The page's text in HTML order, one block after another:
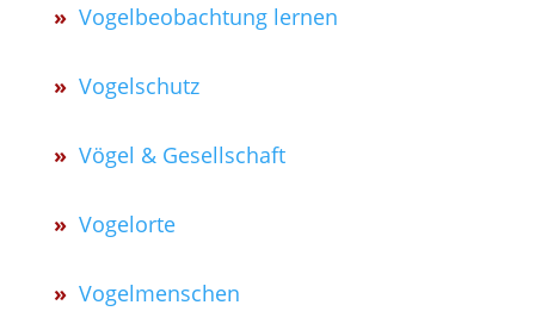
» Vogelbeobachtung lernen
» Vogelschutz
» Vögel & Gesellschaft
» Vogelorte
» Vogelmenschen